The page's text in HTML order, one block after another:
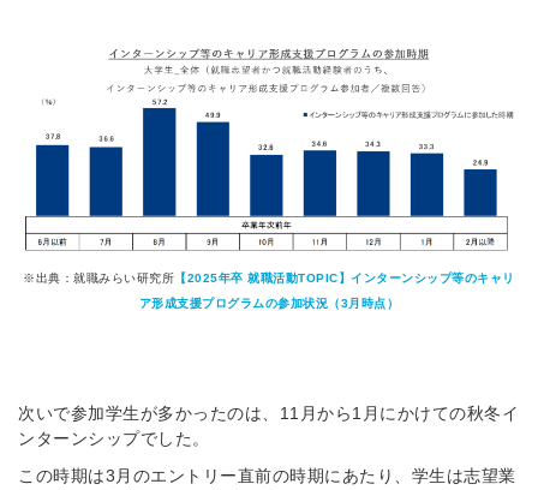
※出典：就職みらい研究所 【2025年卒 就職活動TOPIC】インターンシップ等のキャリ
ア形成支援プログラムの参加状況（3月時点）
次いで参加学生が多かったのは、11月から1月にかけての秋冬イ
ンターンシップでした。
この時期は3月のエントリー直前の時期にあたり、学生は志望業